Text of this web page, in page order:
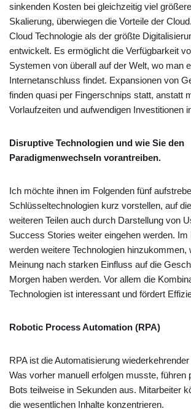
sinkenden Kosten bei gleichzeitig viel
Skalierung, überwiegen die Vorteile der
Cloud Technologie als der größte
entwickelt. Es ermöglicht die Verfügbarkeit
Systemen von überall auf der Welt, wo man
Internetanschluss findet. Expansionen von
finden quasi per Fingerschnips statt, anstatt
Vorlaufzeiten und aufwendigen Investitionen
Disruptive Technologien und wie Sie den
Paradigmenwechseln vorantreiben.
Ich möchte ihnen im Folgenden fünf
Schlüsseltechnologien kurz vorstellen, auf
weiteren Teilen auch durch Darstellung von
Success Stories weiter eingehen werden. Im
werden weitere Technologien hinzukommen,
Meinung nach starken Einfluss auf die
Morgen haben werden. Vor allem die
Technologien ist interessant und fördert
Robotic Process Automation (RPA)
RPA ist die Automatisierung
Was vorher manuell erfolgen musste, führen
Bots teilweise in Sekunden aus. Mitarbeiter
die wesentlichen Inhalte konzentrieren.